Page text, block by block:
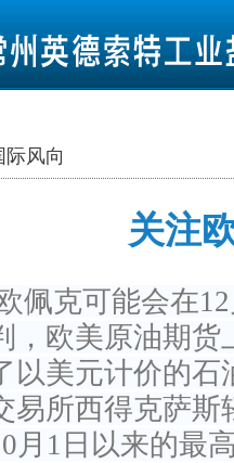
际风向
关注
佩克可能会在
，欧美原油期货
以美元计价的石
易所西得克萨斯
月1日以来的最